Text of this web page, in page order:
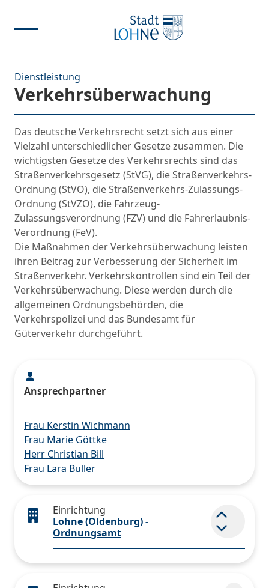
Dienstleistung
Verkehrsüberwachung
Ansprechpartner
Frau Kerstin Wichmann
Frau Marie Göttke
Herr Christian Bill
Frau Lara Buller
Das deutsche Verkehrsrecht setzt sich aus einer
Vielzahl unterschiedlicher Gesetze zusammen. Die
wichtigsten Gesetze des Verkehrsrechts sind das
Straßenverkehrsgesetz (StVG), die Straßenverkehrs-
Ordnung (StVO), die Straßenverkehrs-Zulassungs-
Ordnung (StVZO), die Fahrzeug-
Zulassungsverordnung (FZV) und die Fahrerlaubnis-
Verordnung (FeV).
Die Maßnahmen der Verkehrsüberwachung leisten
ihren Beitrag zur Verbesserung der Sicherheit im
Straßenverkehr. Verkehrskontrollen sind ein Teil der
Verkehrsüberwachung. Diese werden durch die
allgemeinen Ordnungsbehörden, die
Verkehrspolizei und das Bundesamt für
Güterverkehr durchgeführt.
Einrichtung
Lohne (Oldenburg) -
Ordnungsamt